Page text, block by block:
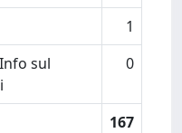
1
sul
0
167